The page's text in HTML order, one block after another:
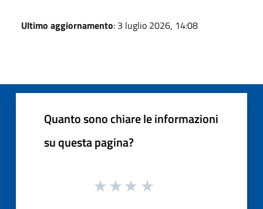
Ultimo aggiornamento: 3 luglio 2026, 14:08
Quanto sono chiare le informazioni
su questa pagina?